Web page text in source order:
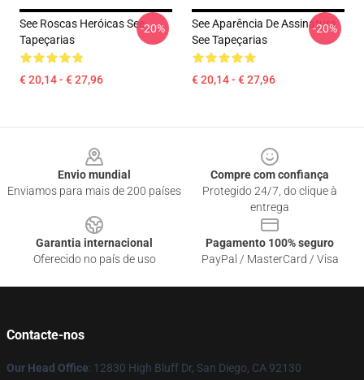
See Roscas Heróicas See
Tapeçarias
€ 20,14 - € 27,96
-20%
See Aparência De Assinatura
See Tapeçarias
€ 20,14 - € 27,96
-20%
Envio mundial
Enviamos para mais de 200 países
Compre com confiança
Protegido 24/7, do clique à
entrega
Garantia internacional
Oferecido no país de uso
Pagamento 100% seguro
PayPal / MasterCard / Visa
Contacte-nos
Our Head Office: 12830 High Bluff Dr, San Diego, CA 92130